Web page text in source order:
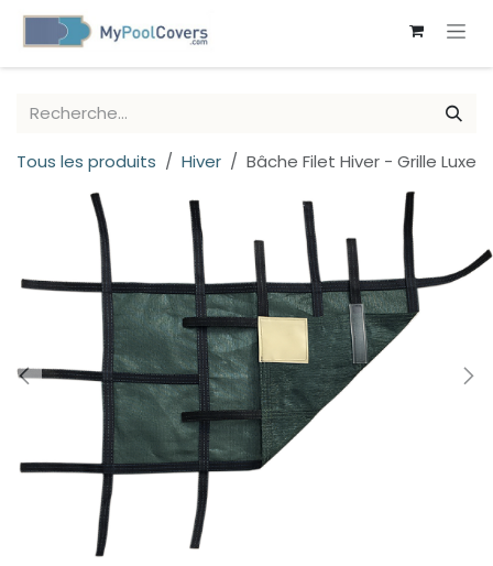
Tous les produits Hiver Bâche Filet Hiver - Grille Luxe